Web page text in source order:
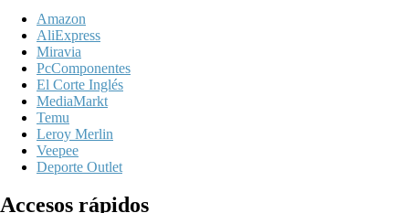
Amazon
AliExpress
Miravia
PcComponentes
El Corte Inglés
MediaMarkt
Temu
Leroy Merlin
Veepee
Deporte Outlet
Accesos rápidos